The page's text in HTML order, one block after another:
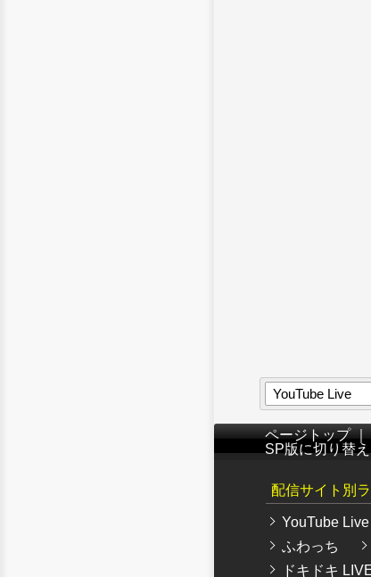
YouTube Live
ページトップ｜
SP版に切り替え
配信サイト別
YouTube Live
ふわっち
ドキドキ